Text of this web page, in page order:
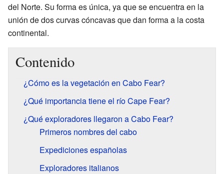
del Norte. Su forma es única, ya que se encuentra en la
unión de dos curvas cóncavas que dan forma a la costa
continental.
Contenido
¿Cómo es la vegetación en Cabo Fear?
¿Qué importancia tiene el río Cape Fear?
¿Qué exploradores llegaron a Cabo Fear?
Primeros nombres del cabo
Expediciones españolas
Exploradores italianos